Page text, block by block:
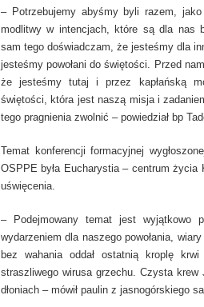
– Potrzebujemy abyśmy byli razem,
modlitwy w intencjach, które są dla nas
sam tego doświadczam, że jesteśmy dla
jesteśmy powołani do świętości. Przed
że jesteśmy tutaj i przez kapłańską
świętości, która jest naszą misja i
tego pragnienia zwolnić – powiedział bp
Temat konferencji formacyjnej
OSPPE była Eucharystia – centrum życia
uświęcenia.
– Podejmowany temat jest wyjątkowo
wydarzeniem dla naszego powołania,
bez wahania oddał ostatnią kroplę
straszliwego wirusa grzechu. Czysta krew
dłoniach – mówił paulin z jasnogórskiego